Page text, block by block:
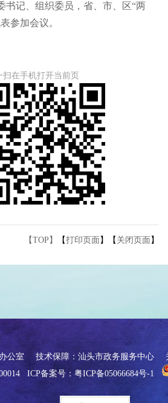
书记、组织委员，省、市、区“两
参加会议。
扫在手机打开当前页
【TOP】 【打印页面 】【 关闭页面 】
公室 技术保障：汕头市政务服务中心
ICP备案号：粤ICP备05066684号-1